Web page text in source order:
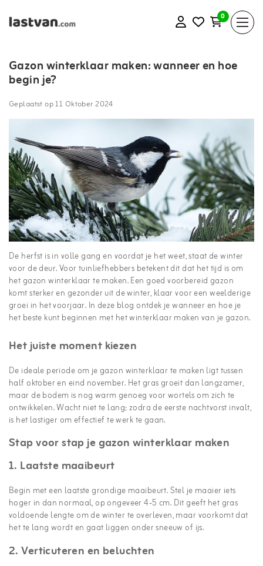
0
Gazon winterklaar maken: wanneer en hoe
begin je?
Geplaatst op11 Oktober 2024
De herfst is in volle gang en voordat je het weet, staat de winter
voor de deur. Voor tuinliefhebbers betekent dit dat het tijd is om
het gazon winterklaar te maken. Een goed voorbereid gazon
komt sterker en gezonder uit de winter, klaar voor een weelderige
groei in het voorjaar. In deze blog ontdek je wanneer en hoe je
het beste kunt beginnen met het winterklaar maken van je gazon.
Het juiste moment kiezen
De ideale periode om je gazon winterklaar te maken ligt tussen
half oktober en eind november. Het gras groeit dan langzamer,
maar de bodem is nog warm genoeg voor wortels om zich te
ontwikkelen. Wacht niet te lang; zodra de eerste nachtvorst invalt,
is het lastiger om effectief te werk te gaan.
Stap voor stap je gazon winterklaar maken
1. Laatste maaibeurt
Begin met een laatste grondige maaibeurt. Stel je maaier iets
hoger in dan normaal, op ongeveer 4-5 cm. Dit geeft het gras
voldoende lengte om de winter te overleven, maar voorkomt dat
het te lang wordt en gaat liggen onder sneeuw of ijs.
2. Verticuteren en beluchten